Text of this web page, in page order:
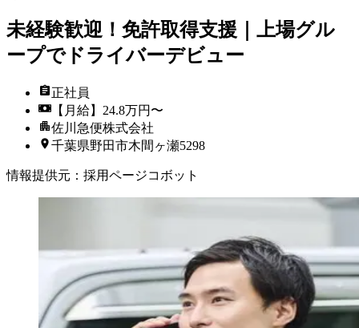
未経験歓迎！免許取得支援｜上場グル
ープでドライバーデビュー
正社員
【月給】24.8万円〜
佐川急便株式会社
千葉県野田市木間ヶ瀬5298
情報提供元 ： 採用ページコボット